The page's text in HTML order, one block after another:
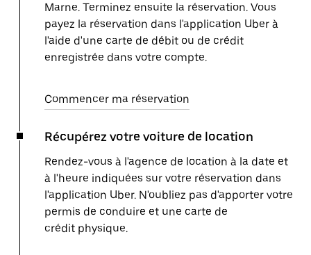
Marne. Terminez ensuite la réservation. Vous
payez la réservation dans l'application Uber à
l'aide d'une carte de débit ou de crédit
enregistrée dans votre compte.
Commencer ma réservation
Récupérez votre voiture de location
Rendez-vous à l'agence de location à la date et
à l'heure indiquées sur votre réservation dans
l'application Uber. N'oubliez pas d'apporter votre
permis de conduire et une carte de
crédit physique.